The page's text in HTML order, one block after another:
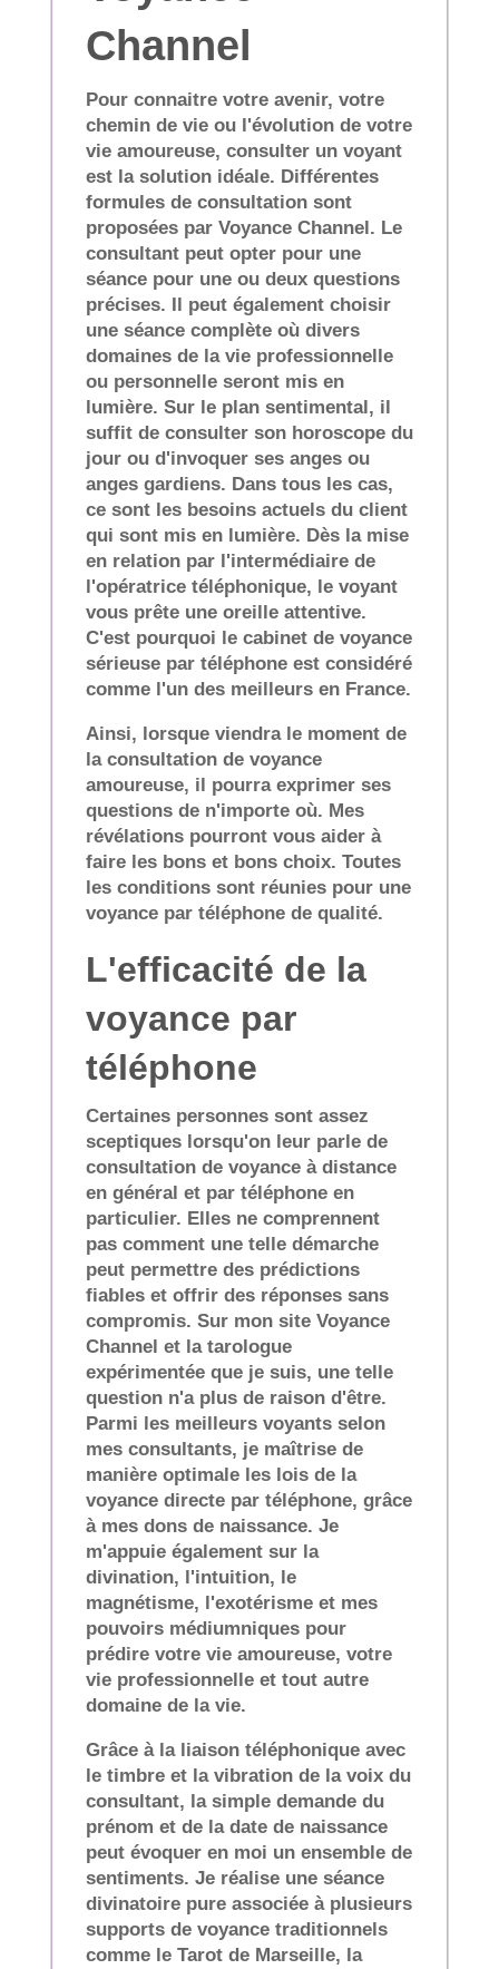
Channel
Pour connaitre votre avenir, votre
chemin de vie ou l'évolution de votre
vie amoureuse, consulter un voyant
est la solution idéale. Différentes
formules de consultation sont
proposées par Voyance Channel. Le
consultant peut opter pour une
séance pour une ou deux questions
précises. Il peut également choisir
une séance complète où divers
domaines de la vie professionnelle
ou personnelle seront mis en
lumière. Sur le plan sentimental, il
suffit de consulter son horoscope du
jour ou d'invoquer ses anges ou
anges gardiens. Dans tous les cas,
ce sont les besoins actuels du client
qui sont mis en lumière. Dès la mise
en relation par l'intermédiaire de
l'opératrice téléphonique, le voyant
vous prête une oreille attentive.
C'est pourquoi le cabinet de voyance
sérieuse par téléphone est considéré
comme l'un des meilleurs en France.
Ainsi, lorsque viendra le moment de
la consultation de voyance
amoureuse, il pourra exprimer ses
questions de n'importe où. Mes
révélations pourront vous aider à
faire les bons et bons choix. Toutes
les conditions sont réunies pour une
voyance par téléphone de qualité.
L'efficacité de la
voyance par
téléphone
Certaines personnes sont assez
sceptiques lorsqu'on leur parle de
consultation de voyance à distance
en général et par téléphone en
particulier. Elles ne comprennent
pas comment une telle démarche
peut permettre des prédictions
fiables et offrir des réponses sans
compromis. Sur mon site Voyance
Channel et la tarologue
expérimentée que je suis, une telle
question n'a plus de raison d'être.
Parmi les meilleurs voyants selon
mes consultants, je maîtrise de
manière optimale les lois de la
voyance directe par téléphone, grâce
à mes dons de naissance. Je
m'appuie également sur la
divination, l'intuition, le
magnétisme, l'exotérisme et mes
pouvoirs médiumniques pour
prédire votre vie amoureuse, votre
vie professionnelle et tout autre
domaine de la vie.
Grâce à la liaison téléphonique avec
le timbre et la vibration de la voix du
consultant, la simple demande du
prénom et de la date de naissance
peut évoquer en moi un ensemble de
sentiments. Je réalise une séance
divinatoire pure associée à plusieurs
supports de voyance traditionnels
comme le Tarot de Marseille, la